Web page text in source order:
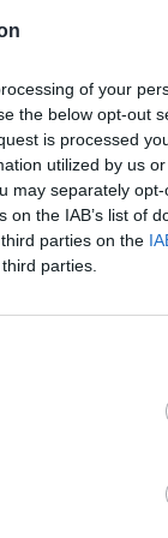
of your
the below opt-out
is processed
utilized by us
may separately
the IAB’s list of
parties on the
parties.
mori pjesë në
dhe
dhe e
(SEECP)
të tilla si
në vitin
përfshirje
E
të mos lërë
për t’iu